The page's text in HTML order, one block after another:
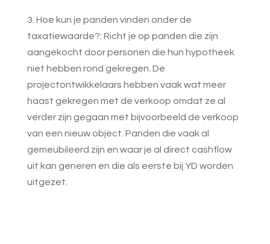
3. Hoe kun je panden vinden onder de
taxatiewaarde?: Richt je op panden die zijn
aangekocht door personen die hun hypotheek
niet hebben rond gekregen. De
projectontwikkelaars hebben vaak wat meer
haast gekregen met de verkoop omdat ze al
verder zijn gegaan met bijvoorbeeld de verkoop
van een nieuw object. Panden die vaak al
gemeubileerd zijn en waar je al direct cashflow
uit kan generen en die als eerste bij YD worden
uitgezet.